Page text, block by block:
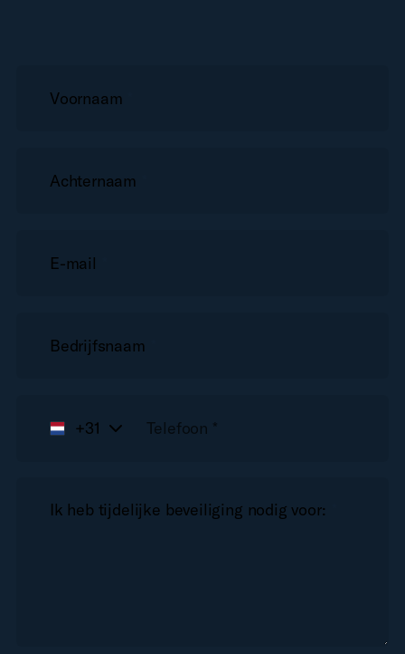
Voornaam
Achternaam
E-mail
Bedrijfsnaam
+31
Ik heb tijdelijke beveiliging nodig voor: